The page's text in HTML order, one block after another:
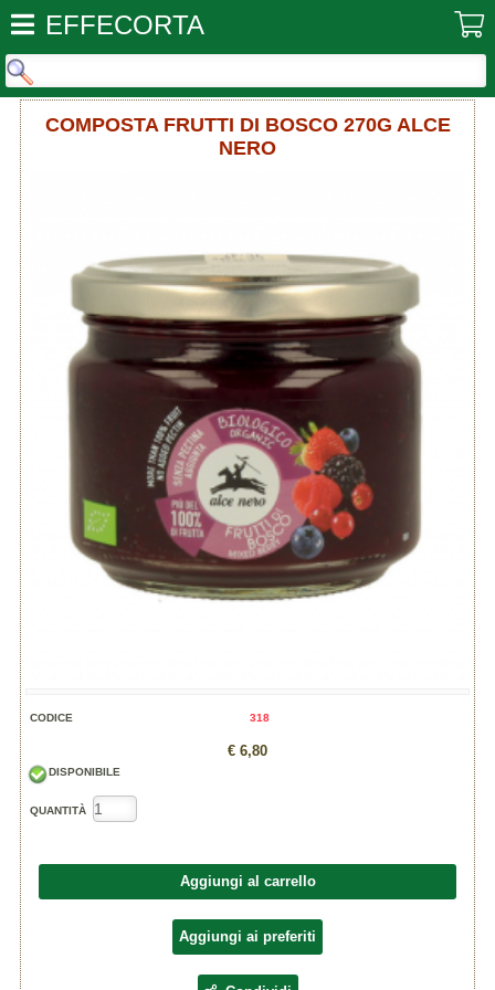
EFFECORTA
COMPOSTA FRUTTI DI BOSCO 270G ALCE
NERO
CODICE 318
€ 6,80
DISPONIBILE
QUANTITÀ
Aggiungi al carrello
Aggiungi ai preferiti